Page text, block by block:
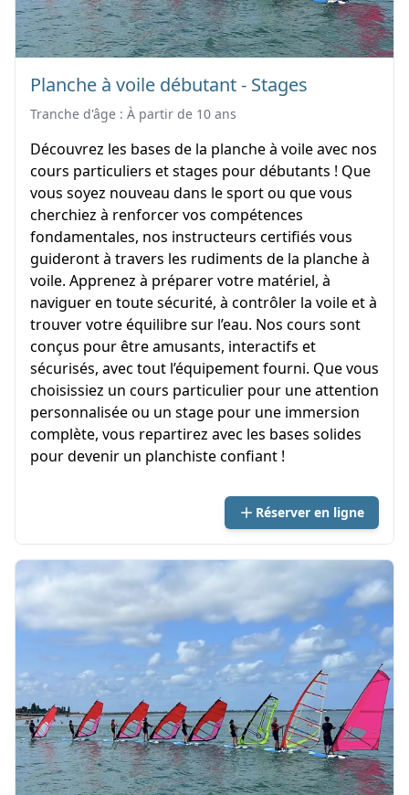
Planche à voile débutant - Stages
Tranche d'âge : À partir de 10 ans
Découvrez les bases de la planche à voile avec nos
cours particuliers et stages pour débutants ! Que
vous soyez nouveau dans le sport ou que vous
cherchiez à renforcer vos compétences
fondamentales, nos instructeurs certifiés vous
guideront à travers les rudiments de la planche à
voile. Apprenez à préparer votre matériel, à
naviguer en toute sécurité, à contrôler la voile et à
trouver votre équilibre sur l’eau. Nos cours sont
conçus pour être amusants, interactifs et
sécurisés, avec tout l’équipement fourni. Que vous
choisissiez un cours particulier pour une attention
personnalisée ou un stage pour une immersion
complète, vous repartirez avec les bases solides
pour devenir un planchiste confiant !
Réserver en ligne